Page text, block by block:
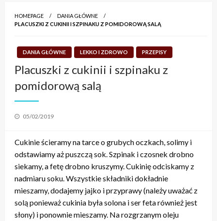
HOMEPAGE
DANIA GŁÓWNE
PLACUSZKI Z CUKINII I SZPINAKU Z POMIDOROWĄ SALĄ
DANIA GŁÓWNE LEKKO I ZDROWO PRZEPISY
Placuszki z cukinii i szpinaku z
pomidorową salą
Posted
05/02/2019
Cukinie ścieramy na tarce o grubych oczkach, solimy i
odstawiamy aż puszczą sok. Szpinak i czosnek drobno
siekamy, a fetę drobno kruszymy. Cukinię odciskamy z
nadmiaru soku. Wszystkie składniki dokładnie
mieszamy, dodajemy jajko i przyprawy (należy uważać z
solą ponieważ cukinia była solona i ser feta również jest
słony) i ponownie mieszamy. Na rozgrzanym oleju